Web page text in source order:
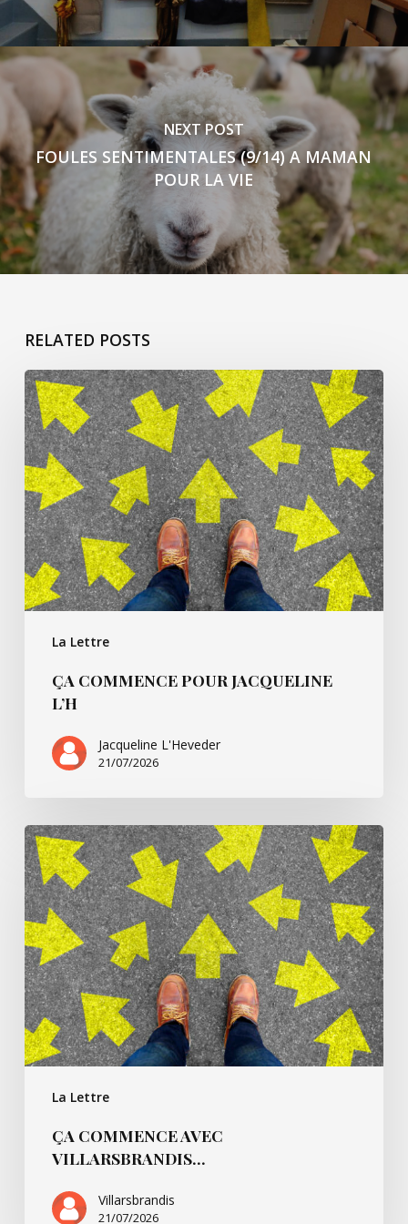
NEXT POST
FOULES SENTIMENTALES (9/14) A MAMAN
POUR LA VIE
RELATED POSTS
La Lettre
ça
commence
pour
Jacqueline
L’h
ÇA COMMENCE POUR JACQUELINE
L’H
Jacqueline L'Heveder
21/07/2026
La Lettre
Ça
commence
avec
Villarsbrandis…
ÇA COMMENCE AVEC
VILLARSBRANDIS…
Villarsbrandis
21/07/2026